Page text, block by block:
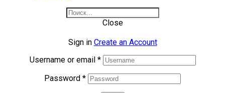
Close
Sign in Create an Account
Username or email *
Password *